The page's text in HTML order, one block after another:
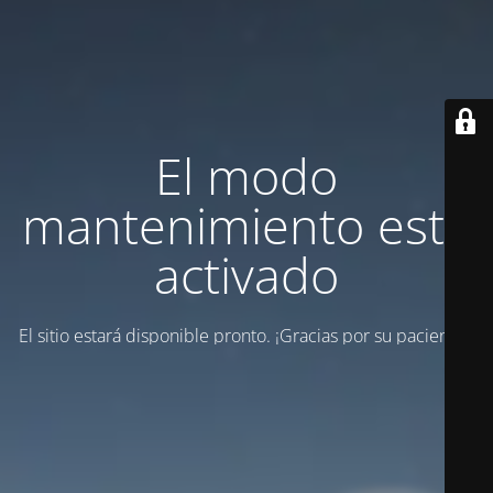
El modo
mantenimiento está
activado
El sitio estará disponible pronto. ¡Gracias por su paciencia!